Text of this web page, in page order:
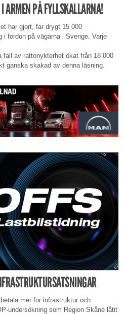
ARMEN PÅ FYLLSKALLARNA!
har gjort, far drygt 15 000
i fordon på vägarna i Sverige. Varje
fall av rattonykterhet ökat från 18 000
ganska skakad av denna läsning.
mer för infrastruktur och
undersökning som Region Skåne låtit